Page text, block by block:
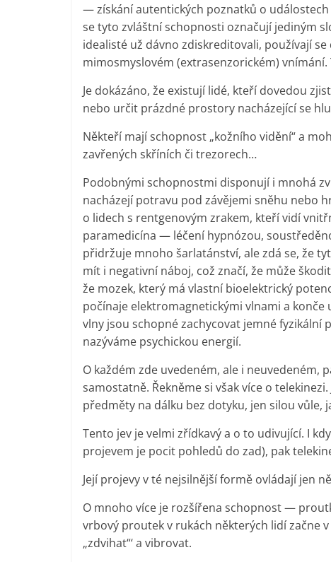
— získání autentických poznatků o
se tyto zvláštní schopnosti označují jediným
idealisté už dávno zdiskreditovali, používají
mimosmyslovém (extrasenzorickém)
Je dokázáno, že existují lidé, kteří dovedou
nebo určit prázdné prostory nacházející se
Někteří mají schopnost „kožního vidění“ a
zavřených skříních či trezorech…
Podobnými schopnostmi disponují i mnohá
nacházejí potravu pod závějemi sněhu nebo
o lidech s rentgenovým zrakem, kteří vidí
paramedicína — léčení hypnózou,
přidržuje mnoho šarlatánství, ale zdá se, že
mít i negativní náboj, což značí, že může
že mozek, který má vlastní bioelektrický
počínaje elektromagnetickými vlnami a
vlny jsou schopné zachycovat jemné fyzikální
nazýváme psychickou energií.
O každém zde uvedeném, ale i
samostatně. Řekněme si však více o
předměty na dálku bez dotyku, jen silou vůle,
Tento jev je velmi zřídkavý a o to udivující. I
projevem je pocit pohledů do zad), pak
Její projevy v té nejsilnější formě ovládají jen
O mnoho více je rozšířena schopnost —
vrbový proutek v rukách některých lidí začne
„zdvihat“‘ a vibrovat.